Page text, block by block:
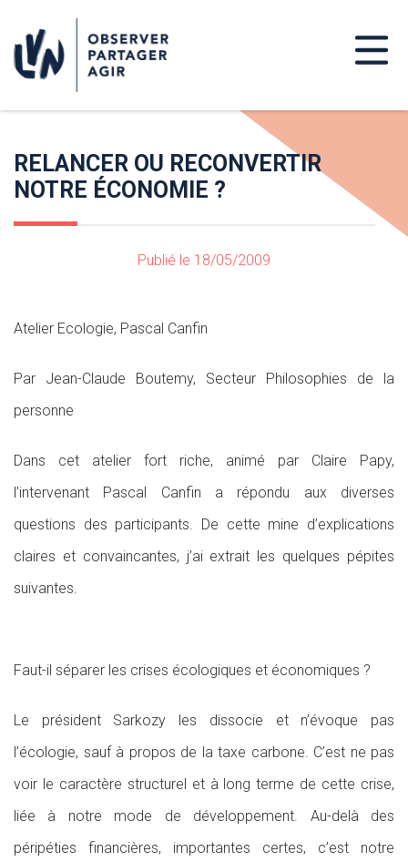
RELANCER OU RECONVERTIR
NOTRE ÉCONOMIE ?
Publié le 18/05/2009
Atelier Ecologie, Pascal Canfin
Par Jean-Claude Boutemy, Secteur Philosophies de la
personne
Dans cet atelier fort riche, animé par Claire Papy,
l’intervenant Pascal Canfin a répondu aux diverses
questions des participants. De cette mine d’explications
claires et convaincantes, j’ai extrait les quelques pépites
suivantes.
Faut-il séparer les crises écologiques et économiques ?
Le président Sarkozy les dissocie et n’évoque pas
l’écologie, sauf à propos de la taxe carbone. C’est ne pas
voir le caractère structurel et à long terme de cette crise,
liée à notre mode de développement. Au-delà des
péripéties financières, importantes certes, c’est notre